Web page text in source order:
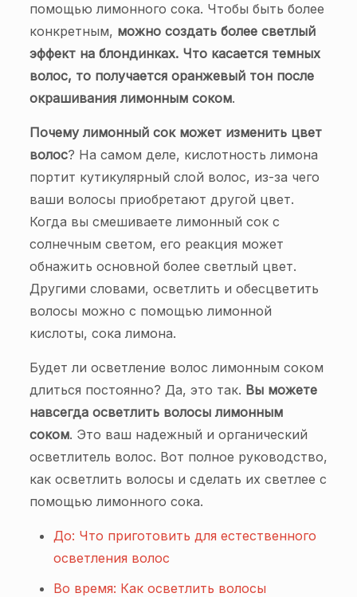
помощью лимонного сока. Чтобы быть более
конкретным, можно создать более светлый
эффект на блондинках. Что касается темных
волос, то получается оранжевый тон после
окрашивания лимонным соком.
Почему лимонный сок может изменить цвет
волос? На самом деле, кислотность лимона
портит кутикулярный слой волос, из-за чего
ваши волосы приобретают другой цвет.
Когда вы смешиваете лимонный сок с
солнечным светом, его реакция может
обнажить основной более светлый цвет.
Другими словами, осветлить и обесцветить
волосы можно с помощью лимонной
кислоты, сока лимона.
Будет ли осветление волос лимонным соком
длиться постоянно? Да, это так. Вы можете
навсегда осветлить волосы лимонным
соком. Это ваш надежный и органический
осветлитель волос. Вот полное руководство,
как осветлить волосы и сделать их светлее с
помощью лимонного сока.
До: Что приготовить для естественного
осветления волос
Во время: Как осветлить волосы